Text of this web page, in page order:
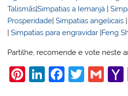
Talismãs|Simpatias a Iemanjá |
Prosperidade|Simpatias angelicais
|Simpatias para engravidar |Feng
Partilhe, recomende e vote neste
Pi Li F
T
G